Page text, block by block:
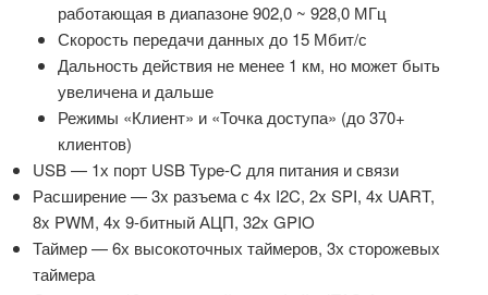
работающая в диапазоне 902,0 ~ 928,0 МГц
Скорость передачи данных до 15 Мбит/с
Дальность действия не менее 1 км, но может быть
увеличена и дальше
Режимы «Клиент» и «Точка доступа» (до 370+
клиентов)
USB — 1х порт USB Type-C для питания и связи
Расширение — 3x разъема с 4x I2C, 2x SPI, 4x UART,
8x PWM, 4x 9-битный АЦП, 32x GPIO
Таймер — 6х высокоточных таймеров, 3х сторожевых
таймера